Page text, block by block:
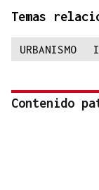
Temas
URBANISMO
Contenido